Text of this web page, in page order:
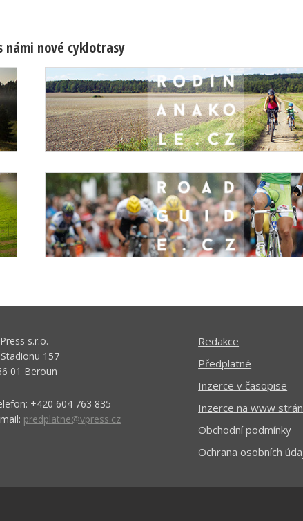
námi nové cyklotrasy
s.r.o.
157
01 Beroun
+420 604 763 835
predplatne@vpress.cz
Redakce
Předplatné
Inzerce v časopise
Inzerce na www
Obchodní podmínky
Ochrana osobních